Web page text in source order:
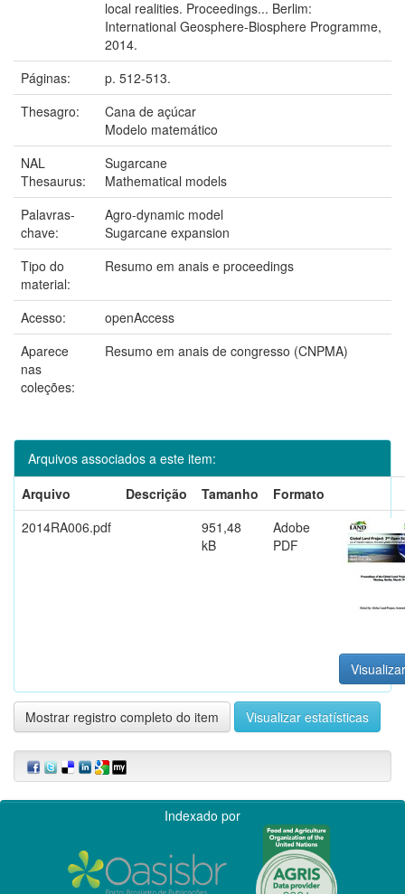
local realities. Proceedings... Berlim:
International Geosphere-Biosphere Programme,
2014.
Páginas:
p. 512-513.
Thesagro:
Cana de açúcar
Modelo matemático
NAL
Thesaurus:
Sugarcane
Mathematical models
Palavras-
chave:
Agro-dynamic model
Sugarcane expansion
Tipo do
material:
Resumo em anais e proceedings
Acesso:
openAccess
Aparece
nas
coleções:
Resumo em anais de congresso (CNPMA)
Arquivos associados a este item:
Arquivo
Descrição Tamanho
Formato
2014RA006.pdf
951,48
kB
Adobe
PDF
Mostrar registro completo do item Visualizar estatísticas
Indexado por